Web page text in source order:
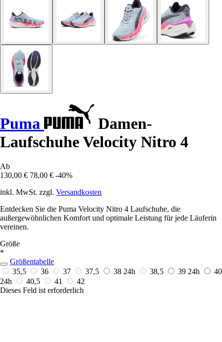
Puma
Damen-
Laufschuhe Velocity Nitro 4
Ab
130,00 € 78,00 € -40%
inkl. MwSt. zzgl. Versandkosten
Entdecken Sie die Puma Velocity Nitro 4 Laufschuhe, die
außergewöhnlichen Komfort und optimale Leistung für jede Läuferin
vereinen.
Größe
*
Größentabelle
35,5
36 37 37,5 38 24h 38,5 39 24h
40
24h
40,5 41
42
Dieses Feld ist erforderlich